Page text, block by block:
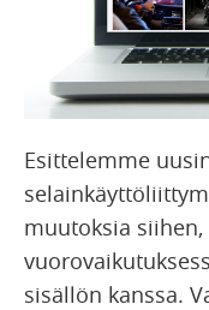
Esittelemme
muutoksia
sisällön kanssa.